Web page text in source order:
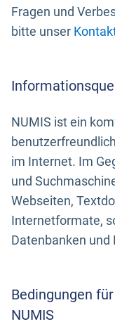
Fragen und
bitte unser
NUMIS ist ein
im Internet. Im
und
Webseiten,
Internetformate,
Datenbanken
Bedingungen
NUMIS